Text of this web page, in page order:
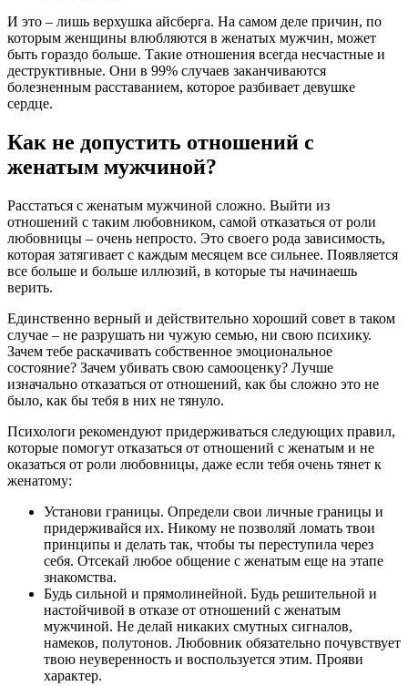
И это – лишь верхушка айсберга. На самом деле причин, по
которым женщины влюбляются в женатых мужчин, может
быть гораздо больше. Такие отношения всегда несчастные и
деструктивные. Они в 99% случаев заканчиваются
болезненным расставанием, которое разбивает девушке
сердце.
Как не допустить отношений с
женатым мужчиной?
Расстаться с женатым мужчиной сложно. Выйти из
отношений с таким любовником, самой отказаться от роли
любовницы – очень непросто. Это своего рода зависимость,
которая затягивает с каждым месяцем все сильнее. Появляется
все больше и больше иллюзий, в которые ты начинаешь
верить.
Единственно верный и действительно хороший совет в таком
случае – не разрушать ни чужую семью, ни свою психику.
Зачем тебе раскачивать собственное эмоциональное
состояние? Зачем убивать свою самооценку? Лучше
изначально отказаться от отношений, как бы сложно это не
было, как бы тебя в них не тянуло.
Психологи рекомендуют придерживаться следующих правил,
которые помогут отказаться от отношений с женатым и не
оказаться от роли любовницы, даже если тебя очень тянет к
женатому:
Установи границы. Определи свои личные границы и
придерживайся их. Никому не позволяй ломать твои
принципы и делать так, чтобы ты переступила через
себя. Отсекай любое общение с женатым еще на этапе
знакомства.
Будь сильной и прямолинейной. Будь решительной и
настойчивой в отказе от отношений с женатым
мужчиной. Не делай никаких смутных сигналов,
намеков, полутонов. Любовник обязательно почувствует
твою неуверенность и воспользуется этим. Прояви
характер.